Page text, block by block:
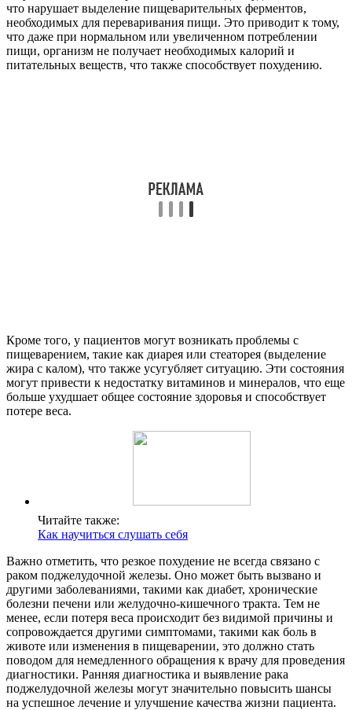
что нарушает выделение пищеварительных ферментов,
необходимых для переваривания пищи. Это приводит к тому,
что даже при нормальном или увеличенном потреблении
пищи, организм не получает необходимых калорий и
питательных веществ, что также способствует похудению.
Кроме того, у пациентов могут возникать проблемы с
пищеварением, такие как диарея или стеаторея (выделение
жира с калом), что также усугубляет ситуацию. Эти состояния
могут привести к недостатку витаминов и минералов, что еще
больше ухудшает общее состояние здоровья и способствует
потере веса.
Читайте также:
Как научиться слушать себя
Важно отметить, что резкое похудение не всегда связано с
раком поджелудочной железы. Оно может быть вызвано и
другими заболеваниями, такими как диабет, хронические
болезни печени или желудочно-кишечного тракта. Тем не
менее, если потеря веса происходит без видимой причины и
сопровождается другими симптомами, такими как боль в
животе или изменения в пищеварении, это должно стать
поводом для немедленного обращения к врачу для проведения
диагностики. Ранняя диагностика и выявление рака
поджелудочной железы могут значительно повысить шансы
на успешное лечение и улучшение качества жизни пациента.